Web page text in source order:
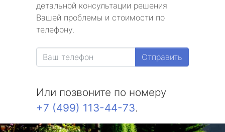
детальной консультации решения
Вашей проблемы и стоимости по
телефону.
Отправить
Или позвоните по номеру
+7 (499) 113-44-73.